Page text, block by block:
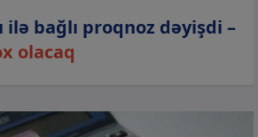
ilə bağlı proqnoz dəyişdi –
olacaq